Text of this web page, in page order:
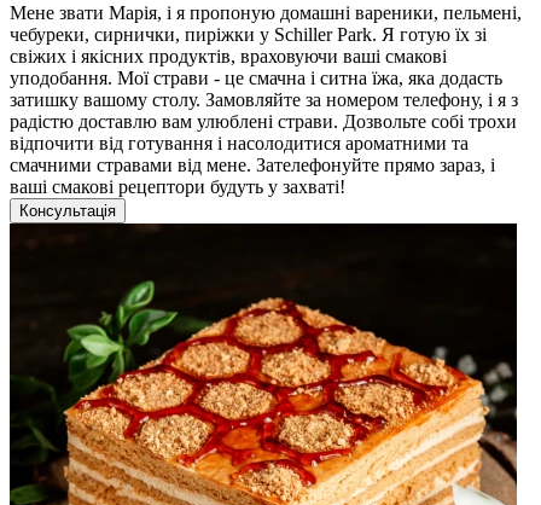
Мене звати Марія, і я пропоную домашні вареники, пельмені,
чебуреки, сирнички, пиріжки у Schiller Park. Я готую їх зі
свіжих і якісних продуктів, враховуючи ваші смакові
уподобання. Мої страви - це смачна і ситна їжа, яка додасть
затишку вашому столу. Замовляйте за номером телефону, і я з
радістю доставлю вам улюблені страви. Дозвольте собі трохи
відпочити від готування і насолодитися ароматними та
смачними стравами від мене. Зателефонуйте прямо зараз, і
ваші смакові рецептори будуть у захваті!
Консультація